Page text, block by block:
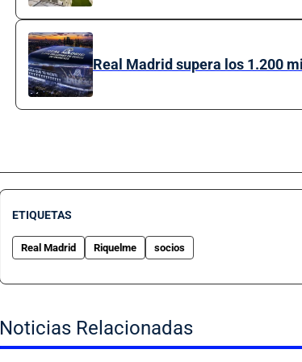
Real Madrid supera los 1.200
ETIQUETAS
Real Madrid Riquelme socios
Noticias Relacionadas